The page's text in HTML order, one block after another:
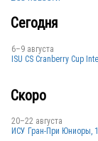
FRA
FRA
Сегодня
6–9 августа
ISU CS Cranberry Cup
Скоро
20–22 августа
ИСУ Гран-При Юниоры,